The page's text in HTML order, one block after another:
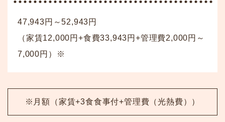
47,943円～52,943円
（家賃12,000円+食費33,943円+管理費2,000円～
7,000円）※
※月額（家賃+3食食事付+管理費（光熱費））